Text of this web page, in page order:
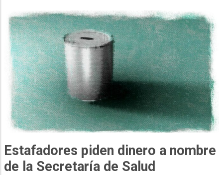
Estafadores piden dinero a nombre
de la Secretaría de Salud